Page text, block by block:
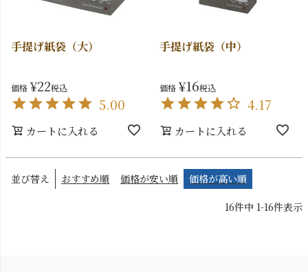
手提げ紙袋（大）
価格 ¥22税込
5.00
カートに入れる
手提げ紙袋（中）
価格 ¥16税込
4.17
カートに入れる
並び替え おすすめ順 価格が安い順 価格が高い順
16件中 1-16件表示